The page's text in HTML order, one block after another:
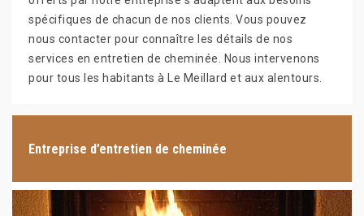
spécifiques de chacun de nos clients. Vous pouvez
nous contacter pour connaître les détails de nos
services en entretien de cheminée. Nous intervenons
pour tous les habitants à Le Meillard et aux alentours.
Entreprise d’entretien de cheminée